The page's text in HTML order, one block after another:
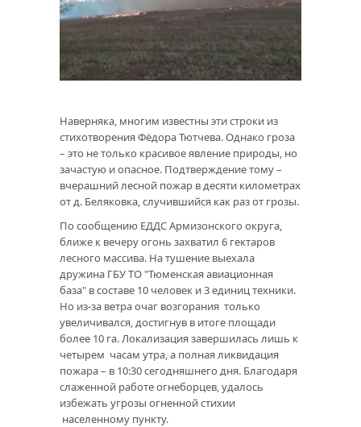
Наверняка, многим известны эти строки из
стихотворения Фёдора Тютчева. Однако гроза
– это не только красивое явление природы, но
зачастую и опасное. Подтверждение тому –
вчерашний лесной пожар в десяти километрах
от д. Беляковка, случившийся как раз от грозы.
По сообщению ЕДДС Армизонского округа,
ближе к вечеру огонь захватил 6 гектаров
лесного массива. На тушение выехала
дружина ГБУ ТО "Тюменская авиационная
база" в составе 10 человек и 3 единиц техники.
Но из-за ветра очаг возгорания только
увеличивался, достигнув в итоге площади
более 10 га. Локализация завершилась лишь к
четырем часам утра, а полная ликвидация
пожара – в 10:30 сегодняшнего дня. Благодаря
слаженной работе огнеборцев, удалось
избежать угрозы огненной стихии
населенному пункту.